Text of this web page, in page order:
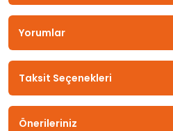
Yorumlar
Taksit Seçenekleri
Önerileriniz